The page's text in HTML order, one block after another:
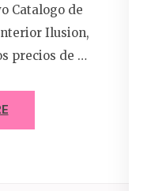
Catalogo de
Ilusion,
precios de …